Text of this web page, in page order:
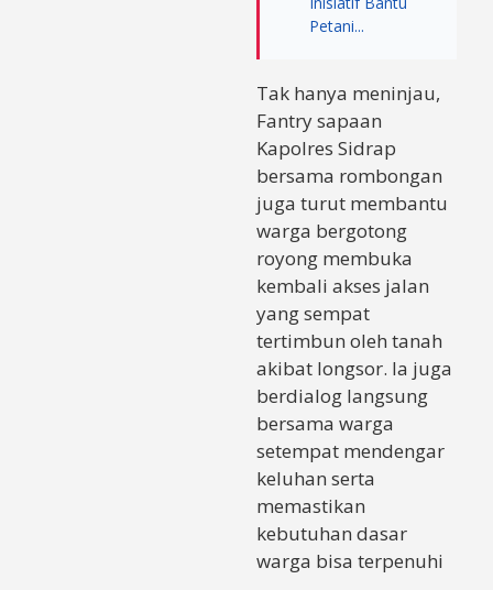
Petani...
Tak hanya meninjau,
Fantry sapaan
Kapolres Sidrap
bersama rombongan
juga turut membantu
warga bergotong
royong membuka
kembali akses jalan
yang sempat
tertimbun oleh tanah
akibat longsor. Ia juga
berdialog langsung
bersama warga
setempat mendengar
keluhan serta
memastikan
kebutuhan dasar
warga bisa terpenuhi